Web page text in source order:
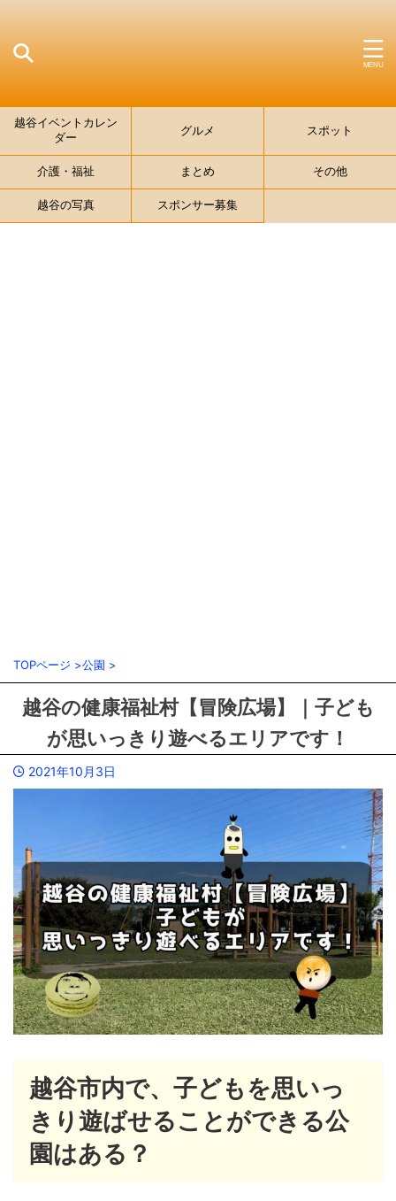
越谷イベントカレン
ダー
グルメ スポット
介護・福祉 まとめ その他
越谷の写真 スポンサー募集
TOPページ >公園 >
越谷の健康福祉村【冒険広場】｜子ども
が思いっきり遊べるエリアです！
2021年10月3日
越谷市内で、子どもを思いっ
きり遊ばせることができる公
園はある？